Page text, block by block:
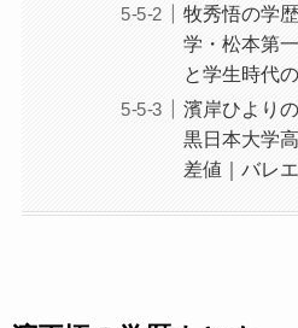
牧秀悟の学
学・松本第
と学生時代
濱岸ひより
黒日本大学
差値｜バレ